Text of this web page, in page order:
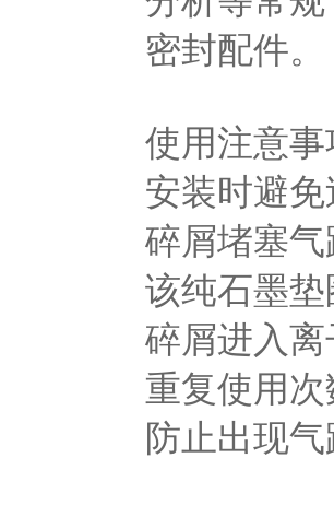
密封配件。
使用注意事
安装时避
碎屑堵塞气
该纯石墨
碎屑进入
重复使用
防止出现